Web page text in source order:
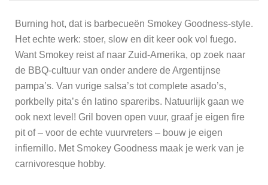
Burning hot, dat is barbecueën Smokey Goodness-style.
Het echte werk: stoer, slow en dit keer ook vol fuego.
Want Smokey reist af naar Zuid-Amerika, op zoek naar
de BBQ-cultuur van onder andere de Argentijnse
pampa’s. Van vurige salsa’s tot complete asado’s,
porkbelly pita’s én latino spareribs. Natuurlijk gaan we
ook next level! Gril boven open vuur, graaf je eigen fire
pit of – voor de echte vuurvreters – bouw je eigen
infiernillo. Met Smokey Goodness maak je werk van je
carnivoresque hobby.